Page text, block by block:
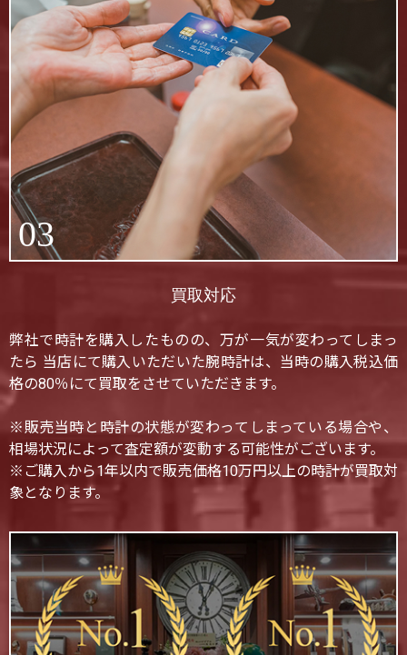
03
買取対応
弊社で時計を購入したものの、万が一気が変わってしまっ
たら 当店にて購入いただいた腕時計は、当時の購入税込価
格の80％にて買取をさせていただきます。
※販売当時と時計の状態が変わってしまっている場合や、
相場状況によって査定額が変動する可能性がございます。
※ご購入から1年以内で販売価格10万円以上の時計が買取対
象となります。